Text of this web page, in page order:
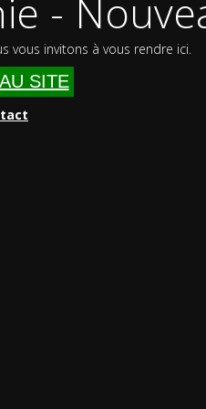
-
vous invitons à vous rendre ici.
SITE